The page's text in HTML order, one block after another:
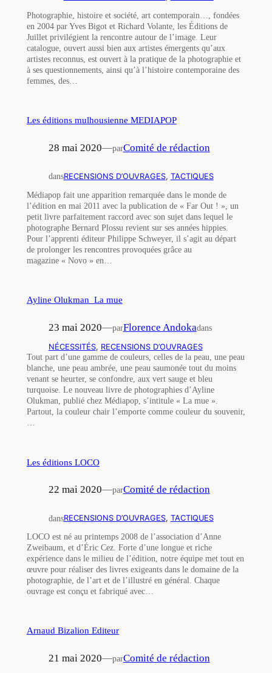
Photographie, histoire et société, art contemporain…, fondées
en 2004 par Yves Bigot et Richard Volante, les Éditions de
Juillet privilégient la rencontre autour de l’image. Leur
catalogue, ouvert aussi bien aux artistes émergents qu’aux
artistes reconnus, est ouvert à la pratique de la photographie et
à ses questionnements, ainsi qu’à l’histoire contemporaine des
femmes, des…
Les éditions mulhousienne MEDIAPOP
28 mai 2020—parComité de rédaction
dansRECENSIONS D’OUVRAGES, TACTIQUES
Médiapop fait une apparition remarquée dans le monde de
l’édition en mai 2011 avec la publication de « Far Out ! », un
petit livre parfaitement raccord avec son sujet dans lequel le
photographe Bernard Plossu revient sur ses années hippies.
Pour l’apprenti éditeur Philippe Schweyer, il s’agit au départ
de prolonger les rencontres provoquées grâce au
magazine « Novo » en…
Ayline Olukman_La mue
23 mai 2020—parFlorence Andokadans
NÉCESSITÉS, RECENSIONS D’OUVRAGES
Tout part d’une gamme de couleurs, celles de la peau, une peau
blanche, une peau ambrée, une peau saumonée tout du moins
venant se heurter, se confondre, aux vert sauge et bleu
turquoise. Le nouveau livre de photographies d’Ayline
Olukman, publié chez Médiapop, s’intitule « La mue ».
Partout, la couleur chair l’emporte comme couleur du souvenir,
…
Les éditions LOCO
22 mai 2020—parComité de rédaction
dansRECENSIONS D’OUVRAGES, TACTIQUES
LOCO est né au printemps 2008 de l’association d’Anne
Zweibaum, et d’Éric Cez. Forte d’une longue et riche
expérience dans le milieu de l’édition, notre équipe met tout en
œuvre pour réaliser des livres exigeants dans le domaine de la
photographie, de l’art et de l’illustré en général. Chaque
ouvrage est conçu et fabriqué avec…
Arnaud Bizalion Editeur
21 mai 2020—parComité de rédaction